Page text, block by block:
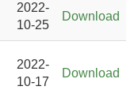
2022-
10-25
Download
2022-
10-17
Download